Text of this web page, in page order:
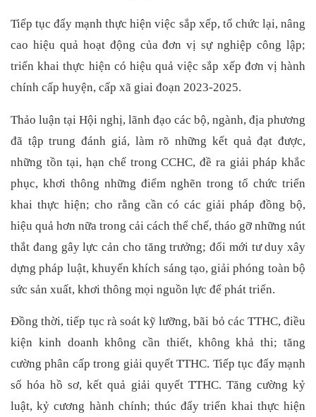
Tiếp tục đẩy mạnh thực hiện việc sắp xếp, tổ chức lại, nâng
cao hiệu quả hoạt động của đơn vị sự nghiệp công lập;
triển khai thực hiện có hiệu quả việc sắp xếp đơn vị hành
chính cấp huyện, cấp xã giai đoạn 2023-2025.
Thảo luận tại Hội nghị, lãnh đạo các bộ, ngành, địa phương
đã tập trung đánh giá, làm rõ những kết quả đạt được,
những tồn tại, hạn chế trong CCHC, đề ra giải pháp khắc
phục, khơi thông những điểm nghẽn trong tổ chức triển
khai thực hiện; cho rằng cần có các giải pháp đồng bộ,
hiệu quả hơn nữa trong cải cách thể chế, tháo gỡ những nút
thắt đang gây lực cản cho tăng trưởng; đổi mới tư duy xây
dựng pháp luật, khuyến khích sáng tạo, giải phóng toàn bộ
sức sản xuất, khơi thông mọi nguồn lực để phát triển.
Đồng thời, tiếp tục rà soát kỹ lưỡng, bãi bỏ các TTHC, điều
kiện kinh doanh không cần thiết, không khả thi; tăng
cường phân cấp trong giải quyết TTHC. Tiếp tục đẩy mạnh
số hóa hồ sơ, kết quả giải quyết TTHC. Tăng cường kỷ
luật, kỷ cương hành chính; thúc đẩy triển khai thực hiện